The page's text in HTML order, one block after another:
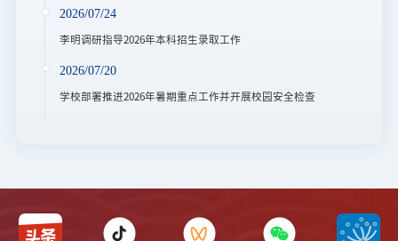
2026/07/24
李明调研指导2026年本科招生录取工作
2026/07/20
学校部署推进2026年暑期重点工作并开展校园安全检查